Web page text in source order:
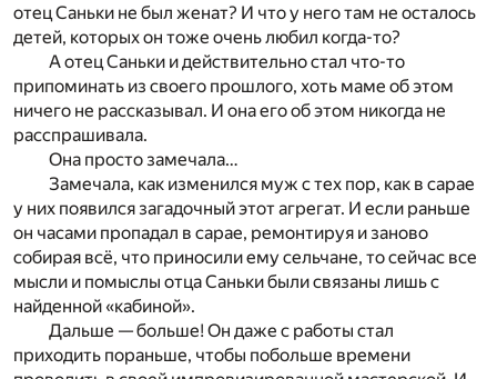
отец Саньки не был женат? И что у него там не осталось
детей, которых он тоже очень любил когда-то?
А отец Саньки и действительно стал что-то
припоминать из своего прошлого, хоть маме об этом
ничего не рассказывал. И она его об этом никогда не
расспрашивала.
Она просто замечала…
Замечала, как изменился муж с тех пор, как в сарае
у них появился загадочный этот агрегат. И если раньше
он часами пропадал в сарае, ремонтируя и заново
собирая всё, что приносили ему сельчане, то сейчас все
мысли и помыслы отца Саньки были связаны лишь с
найденной «кабиной».
Дальше — больше! Он даже с работы стал
приходить пораньше, чтобы побольше времени